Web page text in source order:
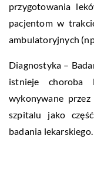
przygotowania
pacjentom w
ambulatoryjnych
Diagnostyka –
istnieje
wykonywane
szpitalu jako
badania lekarskiego.